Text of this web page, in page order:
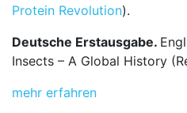
Protein Revolution).
Deutsche Erstausgabe.
Insects – A Global History
mehr erfahren